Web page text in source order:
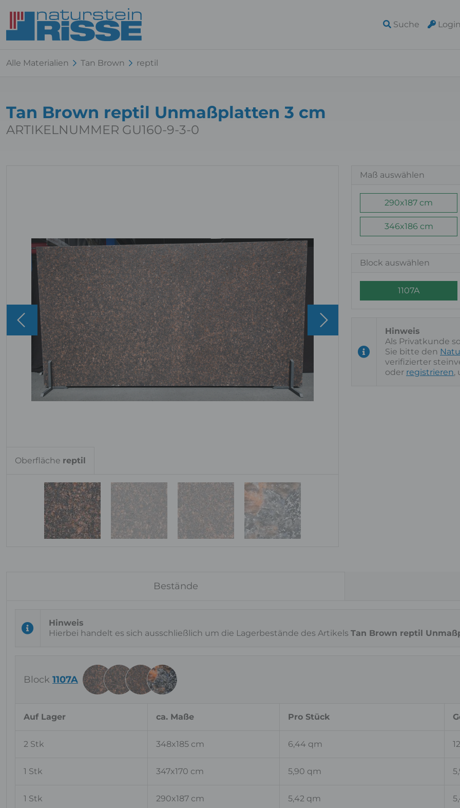
Suche
Alle Materialien Tan Brown reptil
Tan Brown reptil Unmaßplatten 3 cm
ARTIKELNUMMER GU160-9-3-0
Oberfläche reptil
Maß auswählen
290x187 cm
346x186 cm
Block auswählen
1107A
Als Privatkunde
Sie bitte den
verifizierter
oder registrieren,
Bestände
Hierbei handelt es sich ausschließlich um die Lagerbestände des Artikels Tan Brown reptil
Block 1107A
Auf Lager ca. Maße Pro Stück
2 Stk 348x185 cm 6,44 qm
1 Stk 347x170 cm 5,90 qm
1 Stk 290x187 cm 5,42 qm